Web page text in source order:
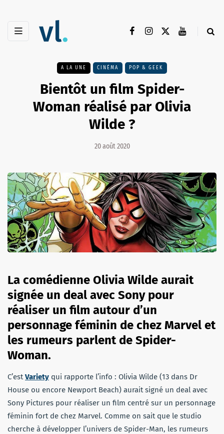
A LA UNE CINÉMA POP & GEEK
Bientôt un film Spider-
Woman réalisé par Olivia
Wilde ?
20 août 2020
La comédienne Olivia Wilde aurait
signée un deal avec Sony pour
réaliser un film autour d’un
personnage féminin de chez Marvel et
les rumeurs parlent de Spider-
Woman.
C’est Variety qui rapporte l’info : Olivia Wilde (13 dans Dr
House ou encore Newport Beach) aurait signé un deal avec
Sony Pictures pour réaliser un film centré sur un personnage
féminin fort de chez Marvel. Comme on sait que le studio
cherche à développer l’univers de Spider-Man, les rumeurs